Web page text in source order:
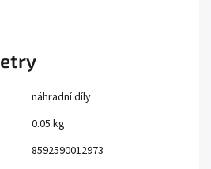
náhradní díly
0.05 kg
8592590012973